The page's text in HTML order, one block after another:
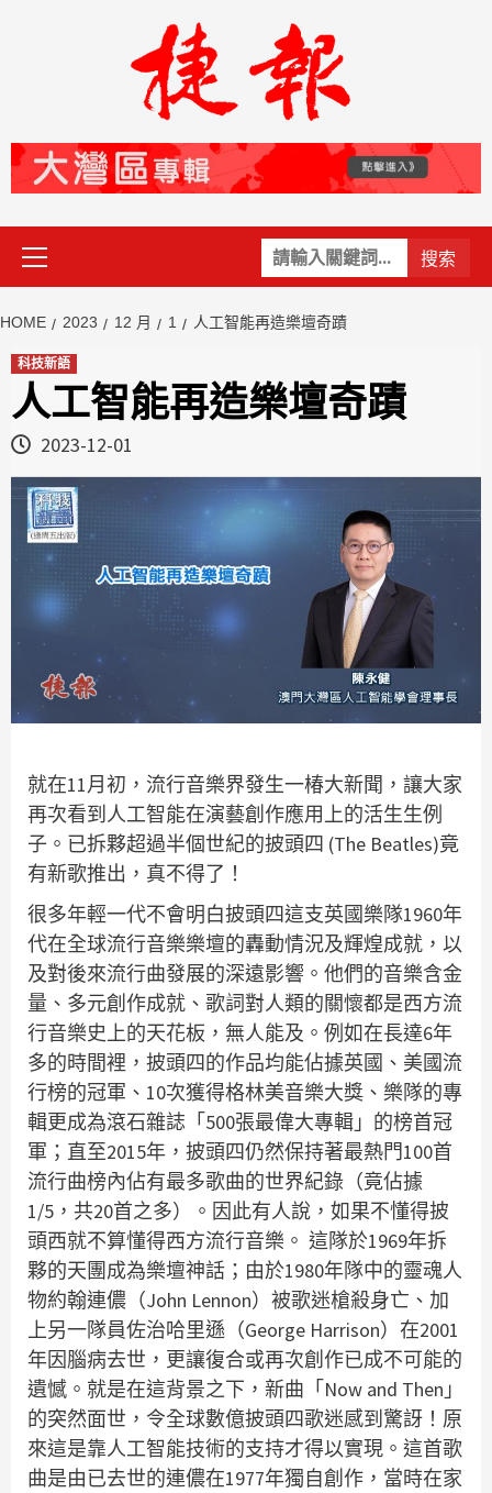
關
鍵
Primary
Menu
HOME 2023 12 月 1 人工智能再造樂壇奇蹟
科技新語
人工智能再造樂壇奇蹟
2023-12-01
就在11月初，流行音樂界發生一椿大新聞，讓大家
再次看到人工智能在演藝創作應用上的活生生例
子。已拆夥超過半個世紀的披頭四 (The Beatles)竟
有新歌推出，真不得了！
很多年輕一代不會明白披頭四這支英國樂隊1960年
代在全球流行音樂樂壇的轟動情況及輝煌成就，以
及對後來流行曲發展的深遠影響。他們的音樂含金
量、多元創作成就、歌詞對人類的關懷都是西方流
行音樂史上的天花板，無人能及。例如在長達6年
多的時間裡，披頭四的作品均能佔據英國、美國流
行榜的冠軍、10次獲得格林美音樂大獎、樂隊的專
輯更成為滾石雜誌「500張最偉大專輯」的榜首冠
軍；直至2015年，披頭四仍然保持著最熱門100首
流行曲榜內佔有最多歌曲的世界紀錄（竟佔據
1/5，共20首之多）。因此有人說，如果不懂得披
頭西就不算懂得西方流行音樂。 這隊於1969年拆
夥的天團成為樂壇神話；由於1980年隊中的靈魂人
物約翰連儂（John Lennon）被歌迷槍殺身亡、加
上另一隊員佐治哈里遜（George Harrison）在2001
年因腦病去世，更讓復合或再次創作已成不可能的
遺憾。就是在這背景之下，新曲「Now and Then」
的突然面世，令全球數億披頭四歌迷感到驚訝！原
來這是靠人工智能技術的支持才得以實現。這首歌
曲是由已去世的連儂在1977年獨自創作，當時在家